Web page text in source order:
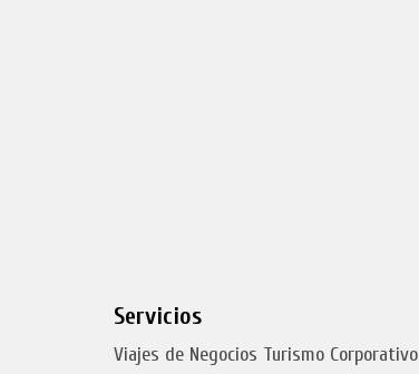
Servicios
Viajes de Negocios Turismo Corporativo